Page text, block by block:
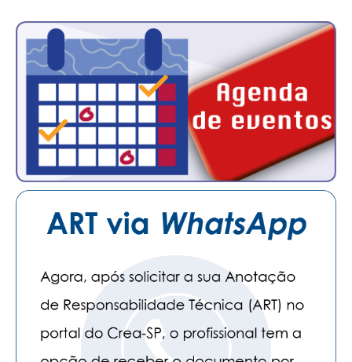
CONTATO
CURSOS
ENGENHEIRO EMPREENDEDOR
SEESP EDUCAÇÃO
PLATAFORMAS GRATUITAS
BENEFÍCIOS
APOSENTADORIA
PLANO DE SAÚDE
SEESPPREV